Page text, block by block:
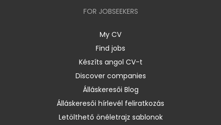
FOR JOBSEEKERS
My CV
Find jobs
Készíts angol CV-t
Discover companies
Álláskeresői Blog
Álláskeresői hírlevél feliratkozás
Letölthető önéletrajz sablonok